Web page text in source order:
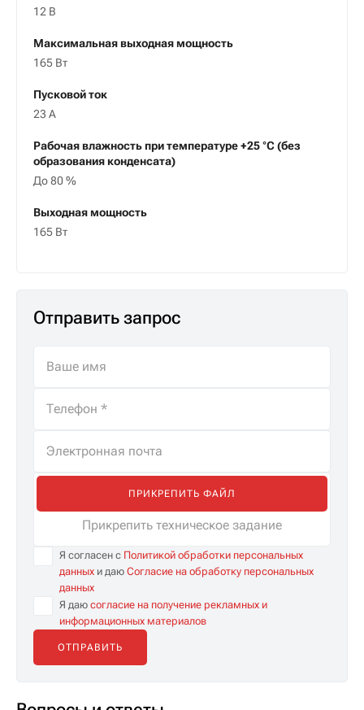
12 В
Максимальная выходная мощность
165 Вт
Пусковой ток
23 А
Рабочая влажность при температуре +25 °С (без
образования конденсата)
До 80 %
Выходная мощность
165 Вт
Отправить запрос
ПРИКРЕПИТЬ ФАЙЛ
Прикрепить техническое задание
Я согласен с Политикой обработки персональных
данных и даю Согласие на обработку персональных
данных
Я даю согласие на получение рекламных и
информационных материалов